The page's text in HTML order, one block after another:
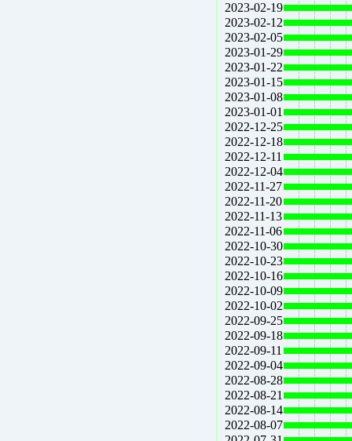
2023-02-19
2023-02-12
2023-02-05
2023-01-29
2023-01-22
2023-01-15
2023-01-08
2023-01-01
2022-12-25
2022-12-18
2022-12-11
2022-12-04
2022-11-27
2022-11-20
2022-11-13
2022-11-06
2022-10-30
2022-10-23
2022-10-16
2022-10-09
2022-10-02
2022-09-25
2022-09-18
2022-09-11
2022-09-04
2022-08-28
2022-08-21
2022-08-14
2022-08-07